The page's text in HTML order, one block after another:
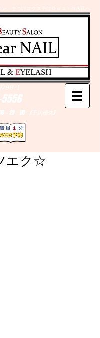
ン、まつげエクステはＤｅａｒＮAILへ
20：00 (予約優先)
790-1
& EYELASH
エク☆